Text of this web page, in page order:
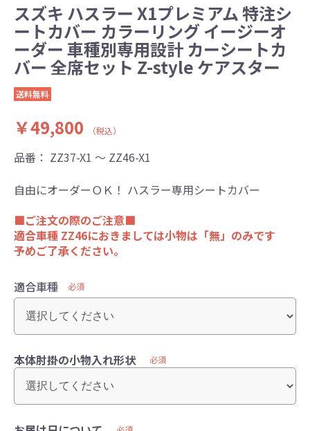
スズキ ハスラー X1プレミアム 特注シ
ートカバー カラーリング イージーオ
ーダー 車種別専用設計 カーシートカ
バー 全席セット Z-style ケアスター
送料無料
￥49,800 （税込）
品番： ZZ37-X1 ～ ZZ46-X1
自由にオーダーＯＫ！ ハスラー専用シートカバー
■ご注文の際のご注意■
適合車種 ZZ46におきましては小物は「無」のみです
予めご了承ください。
適合車種 必須
本体肘掛の小物入れ形状 必須